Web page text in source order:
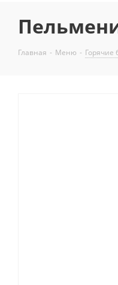
Главная - Меню - Горячие